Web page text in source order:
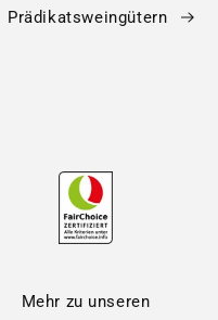
Prädikatsweingütern
Mehr zu unseren